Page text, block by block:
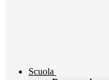
Scuola